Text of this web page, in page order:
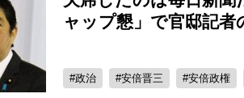
ャップ懇」で官邸記者
政治 安倍晋三 安倍政権